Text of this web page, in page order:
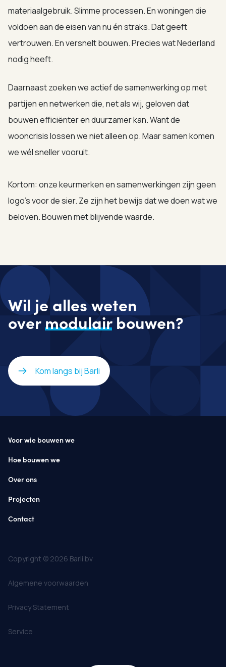
materiaalgebruik. Slimme processen. En woningen die
voldoen aan de eisen van nu én straks. Dat geeft
vertrouwen. En versnelt bouwen. Precies wat Nederland
nodig heeft.
Daarnaast zoeken we actief de samenwerking op met
partijen en netwerken die, net als wij, geloven dat
bouwen efficiënter en duurzamer kan. Want de
wooncrisis lossen we niet alleen op. Maar samen komen
we wél sneller vooruit.
Kortom: onze keurmerken en samenwerkingen zijn geen
logo’s voor de sier. Ze zijn het bewijs dat we doen wat we
beloven. Bouwen met blijvende waarde.
Wil je alles weten
overmodulairbouwen?
Kom langs bij Barli
Voor wie bouwen we
Hoe bouwen we
Over ons
Projecten
Contact
Copyright © 2026 Barli bv
Algemene voorwaarden
Privacy Statement
Service